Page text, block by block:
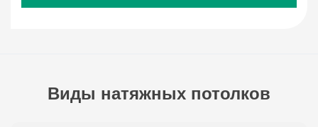
Виды натяжных потолков